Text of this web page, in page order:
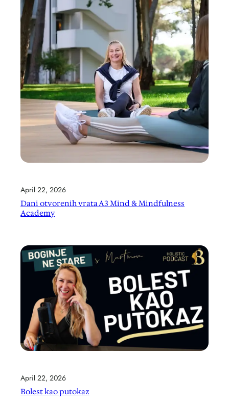
April 22, 2026
Dani otvorenih vrata A3 Mind & Mindfulness
Academy
April 22, 2026
Bolest kao putokaz